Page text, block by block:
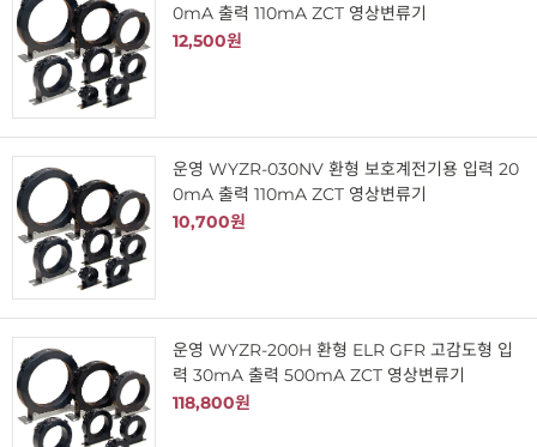
0mA 출력 110mA ZCT 영상변류기
12,500원
운영 WYZR-030NV 환형 보호계전기용 입력 20
0mA 출력 110mA ZCT 영상변류기
10,700원
운영 WYZR-200H 환형 ELR GFR 고감도형 입
력 30mA 출력 500mA ZCT 영상변류기
118,800원